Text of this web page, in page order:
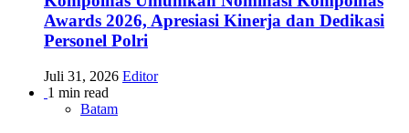
Awards 2026, Apresiasi Kinerja dan Dedikasi
Personel Polri
Juli 31, 2026 Editor
1 min read
Batam